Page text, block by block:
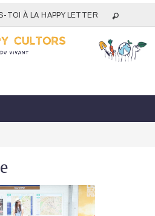
TOI À LA HAPPY LETTER